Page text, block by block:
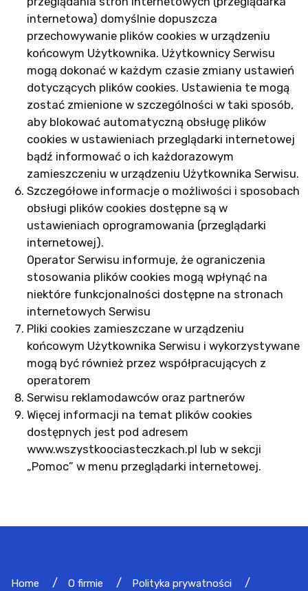
internetowa) domyślnie dopuszcza
przechowywanie plików cookies w urządzeniu
końcowym Użytkownika. Użytkownicy Serwisu
mogą dokonać w każdym czasie zmiany ustawień
dotyczących plików cookies. Ustawienia te mogą
zostać zmienione w szczególności w taki sposób,
aby blokować automatyczną obsługę plików
cookies w ustawieniach przeglądarki internetowej
bądź informować o ich każdorazowym
zamieszczeniu w urządzeniu Użytkownika Serwisu.
Szczegółowe informacje o możliwości i sposobach
obsługi plików cookies dostępne są w
ustawieniach oprogramowania (przeglądarki
internetowej).
Operator Serwisu informuje, że ograniczenia
stosowania plików cookies mogą wpłynąć na
niektóre funkcjonalności dostępne na stronach
internetowych Serwisu
Pliki cookies zamieszczane w urządzeniu
końcowym Użytkownika Serwisu i wykorzystywane
mogą być również przez współpracujących z
operatorem
Serwisu reklamodawców oraz partnerów
Więcej informacji na temat plików cookies
dostępnych jest pod adresem
www.wszystkoociasteczkach.pl lub w sekcji
„Pomoc” w menu przeglądarki internetowej.
Home O firmie Polityka prywatności